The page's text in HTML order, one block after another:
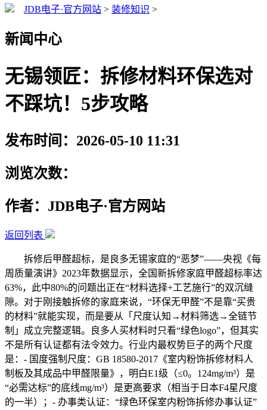
JDB电子·官方网站 > 装修知识 >
新闻中心
无锡领匠：拆修材料环保选对
不踩坑！5步攻略
发布时间：2026-05-10 11:31
浏览次数：
作者：JDB电子·官方网站
返回列表
拆修后甲醛超标，是良多无锡家庭的“恶梦”——央视《每
周质量演讲》2023年数据显示，全国新拆修家庭甲醛超标率达
63%，此中80%的问题出正在“材料选择+工艺施行”的双沉缝
隙。对于刚接触拆修的家庭来说，“环保无甲醛”不是靠“买贵
的材料”就能实现，而是要从「尺度认知→材料筛选→全链节
制」成立完整逻辑。良多人买材料时只看“绿色logo”，但其实
不是所有认证都有法令效力。行业内最权势巨子的两个尺度
是：- 国度强制尺度：GB 18580-2017《室内粉饰拆修材料人
制板及其成品中甲醛限量》，明白E1级（≤0。124mg/m³）是
“必需达标”的底线mg/m³）是更高要求（相当于日本F4星尺度
的一半）；- 办事类认证：“绿色环保室内粉饰拆修办事认证”